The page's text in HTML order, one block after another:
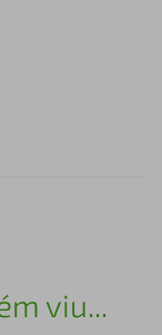
viu...